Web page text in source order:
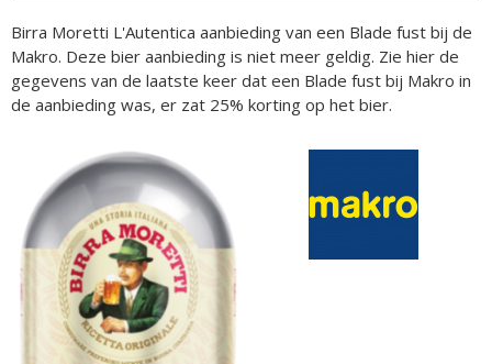
Birra Moretti L'Autentica aanbieding van een Blade fust bij de
Makro. Deze bier aanbieding is niet meer geldig. Zie hier de
gegevens van de laatste keer dat een Blade fust bij Makro in
de aanbieding was, er zat 25% korting op het bier.